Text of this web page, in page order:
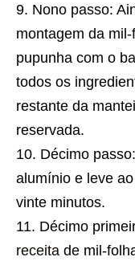
Nono passo:
montagem da
pupunha com o
todos os
restante da
reservada.
Décimo
alumínio e leve
vinte minutos.
Décimo
receita de mil-